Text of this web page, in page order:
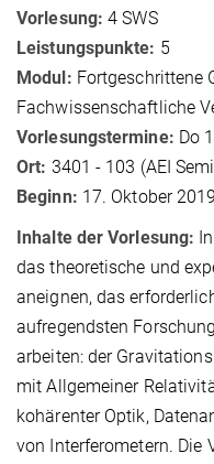
Vorlesung: 4 SWS
Leistungspunkte: 5
Modul: Fortgeschrittene
Fachwissenschaftliche
Vorlesungstermine: Do
Ort: 3401 - 103 (AEI
Beginn: 17. Oktober 2019
Inhalte der Vorlesung:
das theoretische und
aneignen, das
aufregendsten
arbeiten: der
mit Allgemeiner
kohärenter Optik,
von Interferometern. Die